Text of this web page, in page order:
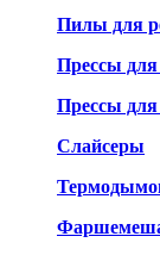
Пилы для
Прессы для
Прессы для
Слайсеры